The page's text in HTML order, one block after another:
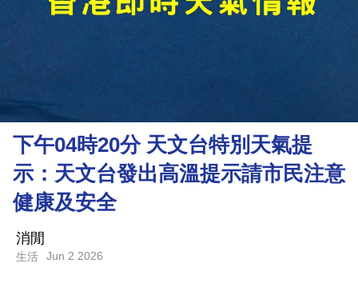
投
理
財
商
業
技
下午04時20分 天文台特別天氣提
示：天文台發出高溫提示請市民注意
健康及安全
消閒
生活 Jun 2 2026